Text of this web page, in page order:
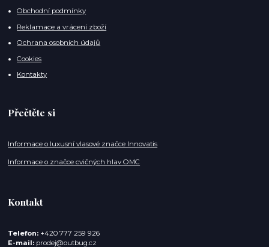
Obchodní podmínky
Reklamace a vrácení zboží
Ochrana osobních údajů
Cookies
Kontakty
Přečtěte si
Informace o luxusní vlasové značce Innovatis
Informace o značce cvičných hlav OMC
Kontakt
Telefon: +420 777 259 926
E-mail: prodej@outbug.cz